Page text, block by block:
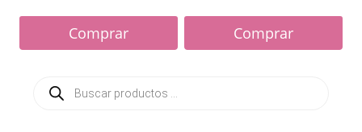
Comprar
producto
Comprar
Búsqueda